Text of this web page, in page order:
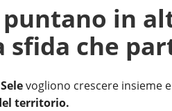
in
sfida che
vogliono crescere insieme
territorio.